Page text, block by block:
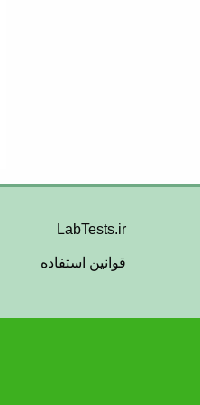
Footer
Menu
LabTests.ir
قوانین استفاده